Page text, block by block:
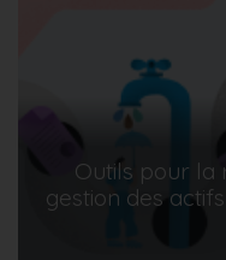
Outils pour la
gestion des